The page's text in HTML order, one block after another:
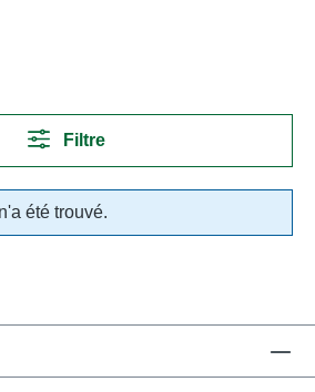
Filtre
été trouvé.